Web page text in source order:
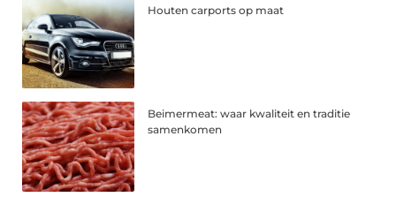
Houten carports op maat
Beimermeat: waar kwaliteit en traditie
samenkomen